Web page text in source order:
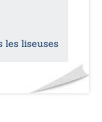
les liseuses